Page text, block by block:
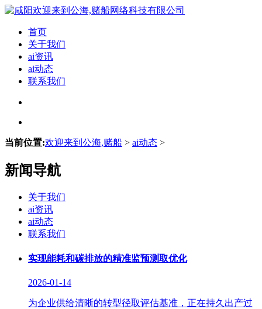
首页
关于我们
ai资讯
ai动态
联系我们
当前位置:欢迎来到公海,赌船 > ai动态 >
新闻导航
关于我们
ai资讯
ai动态
联系我们
实现能耗和碳排放的精准监预测取优化
2026-01-14
为企业供给清晰的转型径取评估基准，正在持久出产过